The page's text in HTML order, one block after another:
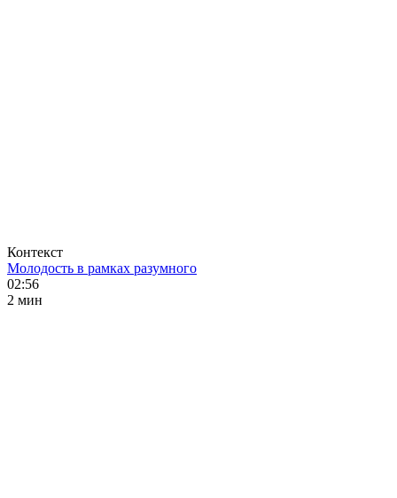
Контекст
Молодость в рамках разумного
02:56
2 мин